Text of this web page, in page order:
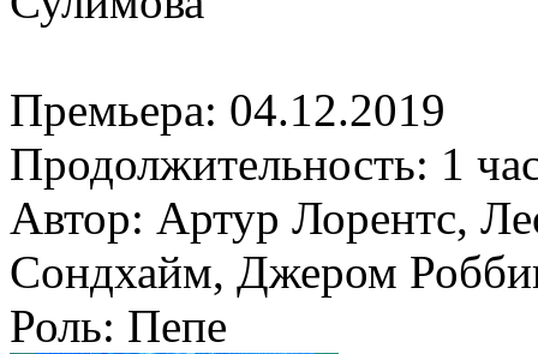
Премьера: 04.12.2019
Продолжительность: 1
Автор: Артур Лорентс,
Сондхайм, Джером
Роль: Пепе